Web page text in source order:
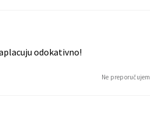
odokativno!
Ne preporučujem